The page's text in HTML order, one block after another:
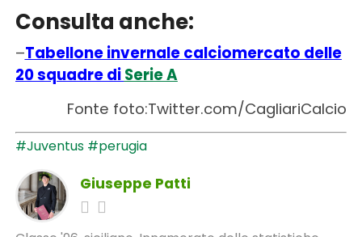
Consulta anche:
–Tabellone invernale calciomercato delle
20 squadre di Serie A
Fonte foto:Twitter.com/CagliariCalcio
#Juventus #perugia
Giuseppe Patti